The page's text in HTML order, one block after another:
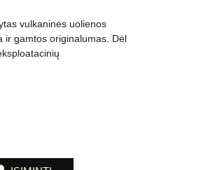
vulkaninės uolienos
ir gamtos originalumas. Dėl